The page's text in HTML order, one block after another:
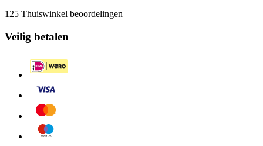
125 Thuiswinkel beoordelingen
Veilig betalen